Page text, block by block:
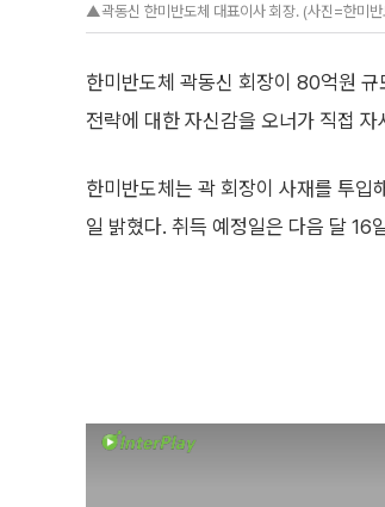
▲곽동신 한미반도체 대표이사 회장. (사진=한미반
한미반도체 곽동신 회장이 80억원
전략에 대한 자신감을 오너가 직접
한미반도체는 곽 회장이 사재를 투
일 밝혔다. 취득 예정일은 다음 달 16